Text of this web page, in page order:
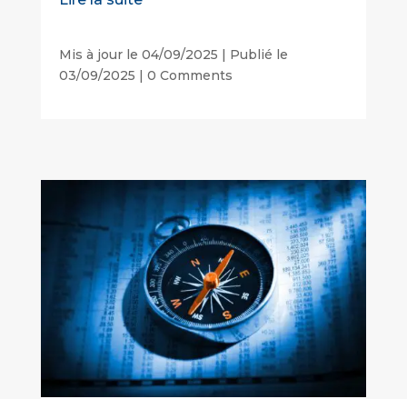
Mis à jour le 04/09/2025 | Publié le
03/09/2025 | 0 Comments